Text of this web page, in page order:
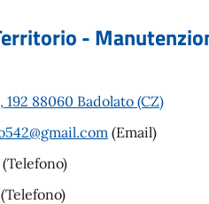
-
88060 Badolato (CZ)
(Email)
(Telefono)
(Telefono)